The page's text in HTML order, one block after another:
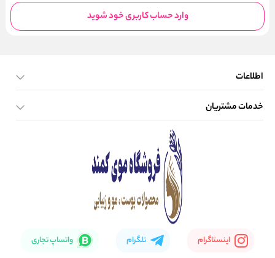
وارد حساب کاربری خود شوید
اطلاعات
صفحه اصلی
خدمات مشتریان
اینستاگرام تلگرام واتساپ تجاری